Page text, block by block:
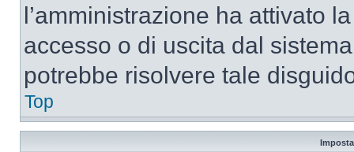
l’amministrazione ha attivato
accesso o di uscita dal
potrebbe risolvere tale
Top